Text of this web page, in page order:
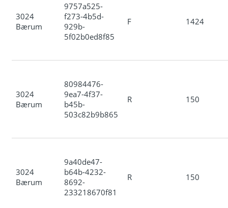
3024
Bærum
9757a525-
f273-4b5d-
929b-
5f02b0ed8f85
F 1424
3024
Bærum
80984476-
9ea7-4f37-
b45b-
503c82b9b865
R 150
3024
Bærum
9a40de47-
b64b-4232-
8692-
233218670f81
R 150